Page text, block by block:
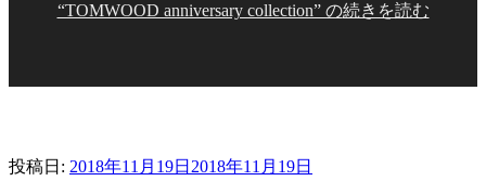
“TOMWOOD anniversary collection” の続きを読む
投稿日: 2018年11月19日 2018年11月19日